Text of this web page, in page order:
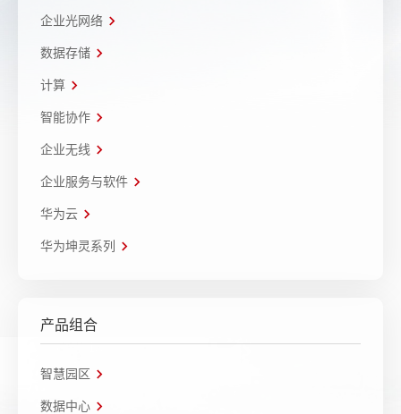
企业光网络
数据存储
计算
智能协作
企业无线
企业服务与软件
华为云
华为坤灵系列
产品组合
智慧园区
数据中心